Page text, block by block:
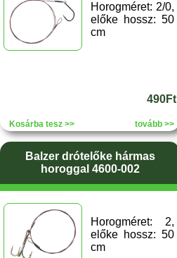
Horogméret: 2/0,
előke hossz: 50
cm
490Ft
Kosárba tesz >> tovább >>
Balzer drótelőke hármas
horoggal 4600-002
Horogméret: 2,
előke hossz: 50
cm